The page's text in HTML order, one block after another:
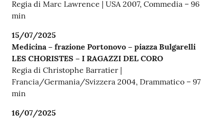
Regia di Marc Lawrence | USA 2007, Commedia – 96
min
15/07/2025
Medicina – frazione Portonovo – piazza Bulgarelli
LES CHORISTES – I RAGAZZI DEL CORO
Regia di Christophe Barratier |
Francia/Germania/Svizzera 2004, Drammatico – 97
min
16/07/2025